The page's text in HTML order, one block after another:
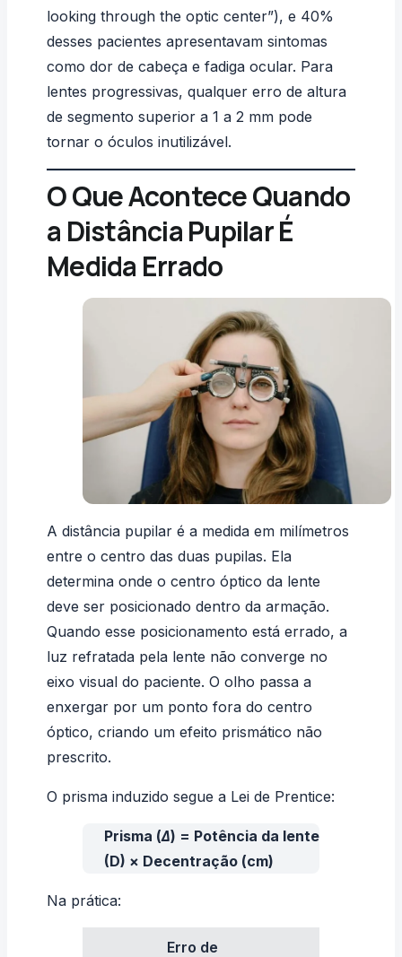
looking through the optic center”), e 40%
desses pacientes apresentavam sintomas
como dor de cabeça e fadiga ocular. Para
lentes progressivas, qualquer erro de altura
de segmento superior a 1 a 2 mm pode
tornar o óculos inutilizável.
O Que Acontece Quando
a Distância Pupilar É
Medida Errado
A distância pupilar é a medida em milímetros
entre o centro das duas pupilas. Ela
determina onde o centro óptico da lente
deve ser posicionado dentro da armação.
Quando esse posicionamento está errado, a
luz refratada pela lente não converge no
eixo visual do paciente. O olho passa a
enxergar por um ponto fora do centro
óptico, criando um efeito prismático não
prescrito.
O prisma induzido segue a Lei de Prentice:
Prisma (Δ) = Potência da lente
(D) × Decentração (cm)
Na prática:
Erro de